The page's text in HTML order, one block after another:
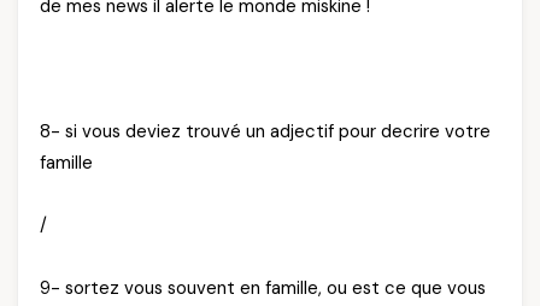
de mes news il alerte le monde miskine !
8- si vous deviez trouvé un adjectif pour decrire votre
famille
/
9- sortez vous souvent en famille, ou est ce que vous